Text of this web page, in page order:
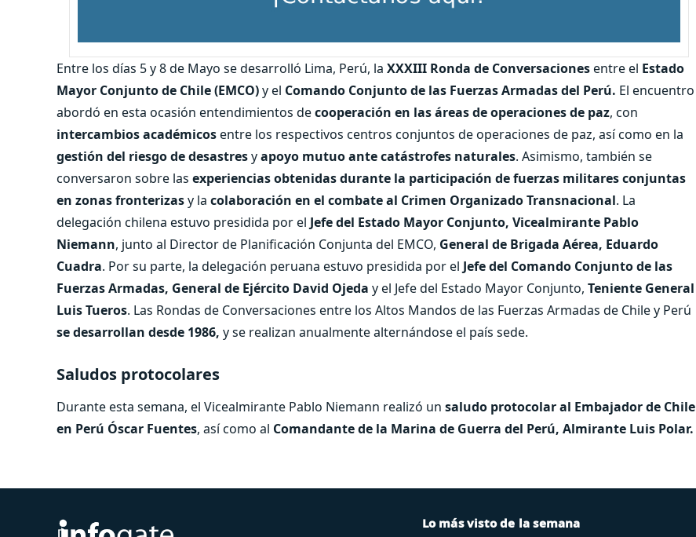
Entre los días 5 y 8 de Mayo se desarrolló Lima, Perú, la XXXIII Ronda de Conversacionesentre el Estado
Mayor Conjunto de Chile (EMCO)y el Comando Conjunto de las Fuerzas Armadas del Perú. El encuentro
abordó en esta ocasión entendimientos decooperación en las áreas de operaciones de paz, con
intercambios académicosentre los respectivos centros conjuntos de operaciones de paz, así como en la
gestión del riesgo de desastresyapoyo mutuo ante catástrofes naturales. Asimismo, también se
conversaron sobre las experiencias obtenidas durante la participación de fuerzas militares conjuntas
en zonas fronterizasy la colaboración en el combate al Crimen Organizado Transnacional. La
delegación chilena estuvo presidida por el Jefe del Estado Mayor Conjunto, Vicealmirante Pablo
Niemann, junto al Director de Planificación Conjunta del EMCO, General de Brigada Aérea, Eduardo
Cuadra. Por su parte, la delegación peruana estuvo presidida por el Jefe del Comando Conjunto de las
Fuerzas Armadas, General de Ejército David Ojeda y el Jefe del Estado Mayor Conjunto, Teniente General
Luis Tueros. Las Rondas de Conversaciones entre los Altos Mandos de las Fuerzas Armadas de Chile y Perú
se desarrollan desde 1986, y se realizan anualmente alternándose el país sede.
Saludos protocolares
Durante esta semana, el Vicealmirante Pablo Niemann realizó un saludo protocolar al Embajador de Chile
en Perú Óscar Fuentes, así como al Comandante de la Marina de Guerra del Perú, Almirante Luis Polar.
Lo más visto de la semana